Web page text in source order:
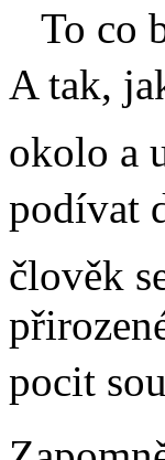
To co
A tak,
okolo a
podívat
člověk
pocit